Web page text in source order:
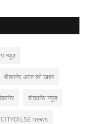
न्यूज़
बीकानेर आज की खबर
बीकानेर न्यूज
news